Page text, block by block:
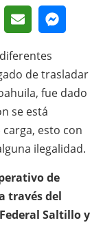
de trasladar
fue dado
se está
esto con
ilegalidad.
de
través del
Saltillo y